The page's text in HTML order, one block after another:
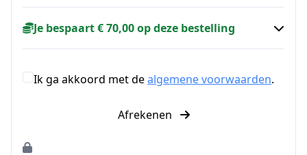
Je bespaart € 70,00 op deze bestelling
Ik ga akkoord met dealgemene voorwaarden.
Afrekenen